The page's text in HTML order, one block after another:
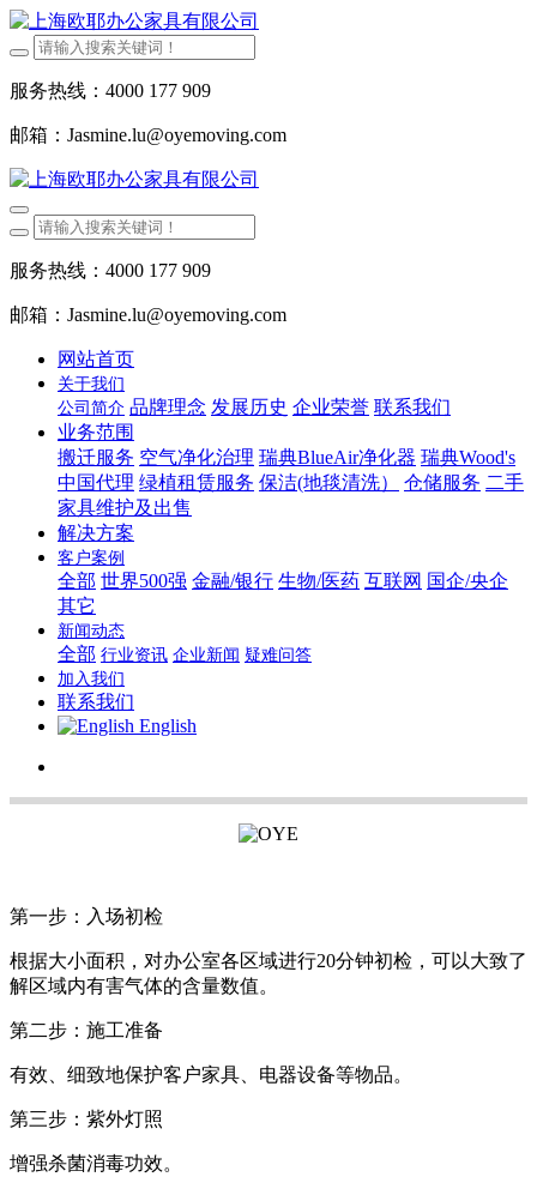
服务热线：4000 177 909
邮箱：Jasmine.lu@oyemoving.com
服务热线：4000 177 909
邮箱：Jasmine.lu@oyemoving.com
网站首页
关于我们
公司简介 品牌理念 发展历史 企业荣誉 联系我们
业务范围
搬迁服务 空气净化治理 瑞典BlueAir净化器 瑞典Wood's
中国代理 绿植租赁服务 保洁(地毯清洗） 仓储服务 二手
家具维护及出售
解决方案
客户案例
全部 世界500强 金融/银行 生物/医药 互联网 国企/央企
其它
新闻动态
全部 行业资讯 企业新闻 疑难问答
加入我们
联系我们
English
第一步：入场初检
根据大小面积，对办公室各区域进行20分钟初检，可以大致了
解区域内有害气体的含量数值。
第二步：施工准备
有效、细致地保护客户家具、电器设备等物品。
第三步：紫外灯照
增强杀菌消毒功效。